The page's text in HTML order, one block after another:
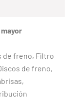
de freno, Filtro
de freno,